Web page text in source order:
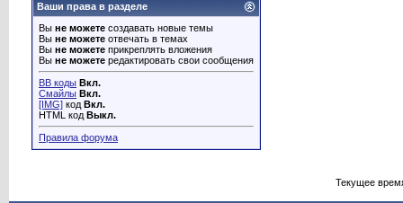
Ваши права в разделе
Вы не можете создавать новые темы
Вы не можете отвечать в темах
Вы не можете прикреплять вложения
Вы не можете редактировать свои сообщения
BB коды Вкл.
Смайлы Вкл.
[IMG] код Вкл.
HTML код Выкл.
Правила форума
Текущее